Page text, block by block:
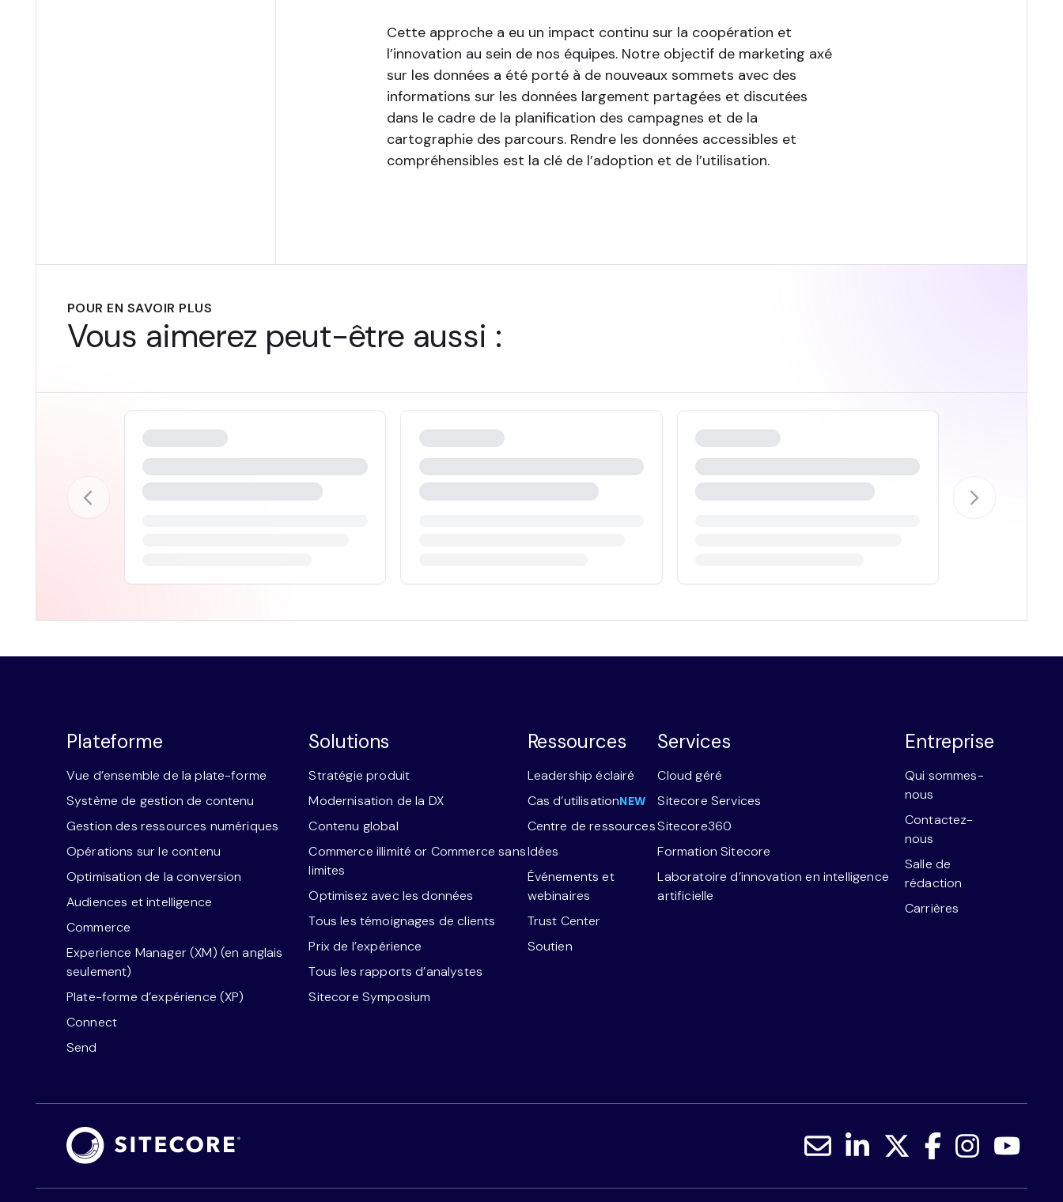
Cette approche a eu un impact continu sur la coopération et
l’innovation au sein de nos équipes. Notre objectif de marketing axé
sur les données a été porté à de nouveaux sommets avec des
informations sur les données largement partagées et discutées
dans le cadre de la planification des campagnes et de la
cartographie des parcours. Rendre les données accessibles et
compréhensibles est la clé de l’adoption et de l’utilisation.
POUR EN SAVOIR PLUS
Vous aimerez peut-être aussi :
Plateforme
Vue d’ensemble de la plate-forme
Système de gestion de contenu
Gestion des ressources numériques
Opérations sur le contenu
Optimisation de la conversion
Audiences et intelligence
Commerce
Experience Manager (XM) (en anglais
seulement)
Plate-forme d’expérience (XP)
Connect
Send
Solutions
Stratégie produit
Modernisation de la DX
Contenu global
Commerce illimité or Commerce sans
limites
Optimisez avec les données
Tous les témoignages de clients
Prix de l’expérience
Tous les rapports d’analystes
Sitecore Symposium
Ressources
Leadership éclairé
Cas d’utilisationNEW
Centre de ressources
Idées
Événements et
webinaires
Trust Center
Soutien
Services
Cloud géré
Sitecore Services
Sitecore360
Formation Sitecore
Laboratoire d’innovation en intelligence
artificielle
Entreprise
Qui sommes-
nous
Contactez-
nous
Salle de
rédaction
Carrières